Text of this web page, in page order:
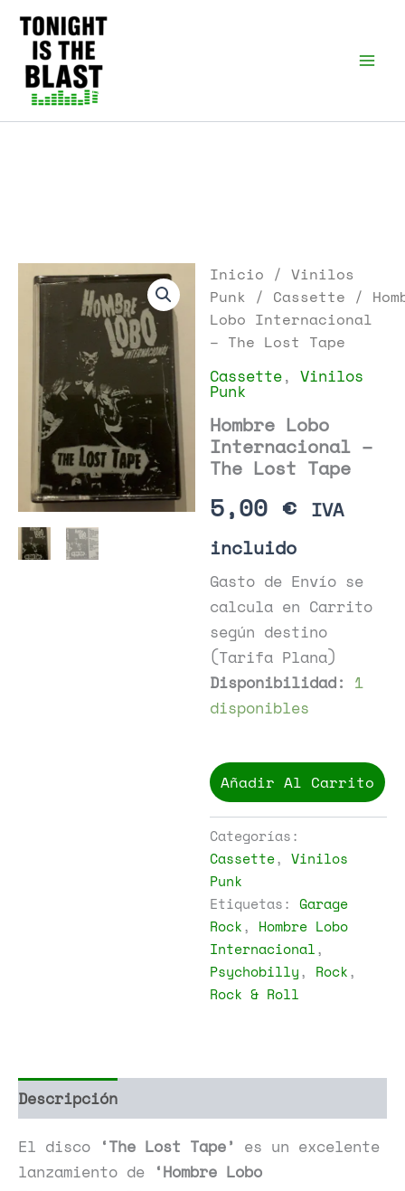
contenido
Inicio /Vinilos
Punk / Cassette /
Lobo Internacional
– The Lost Tape
Cassette,Vinilos
Punk
Hombre Lobo
Internacional –
The Lost Tape
5,00 € IVA
incluido
Gasto de Envío se
calcula en Carrito
según destino
(Tarifa Plana)
Disponibilidad: 1
disponibles
Lobo
Internacional
The
Lost
Tape
cantidad
Añadir Al Carrito
Categorías:
Cassette,Vinilos
Punk
Etiquetas:Garage
Rock, Hombre Lobo
Internacional,
Psychobilly, Rock,
Rock & Roll
Descripción
El disco ‘The Lost Tape’ es un excelente
lanzamiento de ‘Hombre Lobo